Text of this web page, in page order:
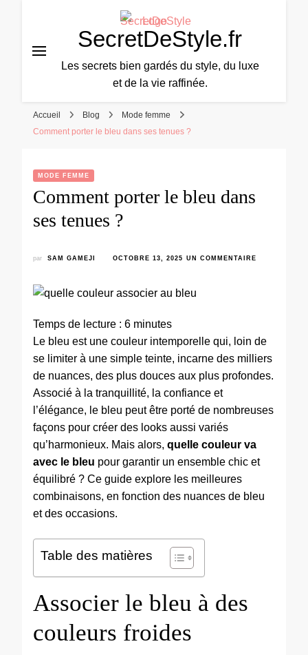
SecretDeStyle.fr
Les secrets bien gardés du style, du luxe
et de la vie raffinée.
Accueil Blog
Mode femme
Comment porter le bleu dans ses tenues ?
MODE FEMME
Comment porter le bleu dans
ses tenues ?
par SAM GAMEJI OCTOBRE 13, 2025 UN COMMENTAIRE
Temps de lecture : 6 minutes
Le bleu est une couleur intemporelle qui, loin de
se limiter à une simple teinte, incarne des milliers
de nuances, des plus douces aux plus profondes.
Associé à la tranquillité, la confiance et
l’élégance, le bleu peut être porté de nombreuses
façons pour créer des looks aussi variés
qu’harmonieux. Mais alors, quelle couleur va
avec le bleu pour garantir un ensemble chic et
équilibré ? Ce guide explore les meilleures
combinaisons, en fonction des nuances de bleu
et des occasions.
Table des matières
Associer le bleu à des
couleurs froides